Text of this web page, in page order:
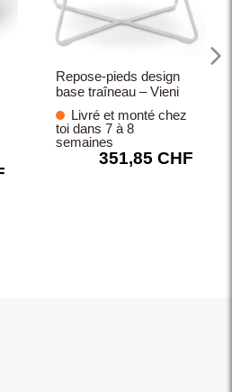
Repose-pieds design
base traîneau – Vieni
Livré et monté chez
toi dans 7 à 8
semaines
351,85 CHF